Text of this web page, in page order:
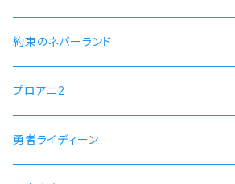
フィーロ
先輩モデル
ストライクウィッチーズ15周年501部隊モデル
約束のネバーランド
プロアニ2
SOARA
勇者ライディーン